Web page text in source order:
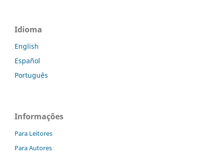
Idioma
English
Español
Português
Informações
Para Leitores
Para Autores